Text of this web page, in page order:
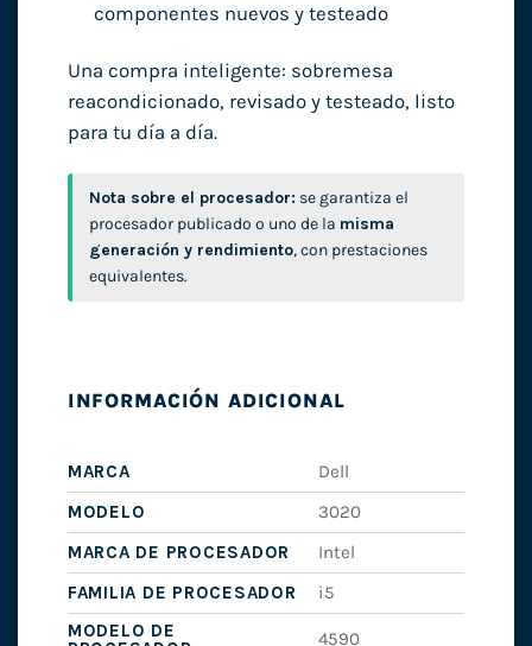
componentes nuevos y testeado
Una compra inteligente: sobremesa
reacondicionado, revisado y testeado, listo
para tu día a día.
Nota sobre el procesador: se garantiza el
procesador publicado o uno de la misma
generación y rendimiento, con prestaciones
equivalentes.
INFORMACIÓN ADICIONAL
MARCA
Dell
MODELO
3020
MARCA DE PROCESADOR
Intel
FAMILIA DE PROCESADOR
i5
MODELO DE
4590